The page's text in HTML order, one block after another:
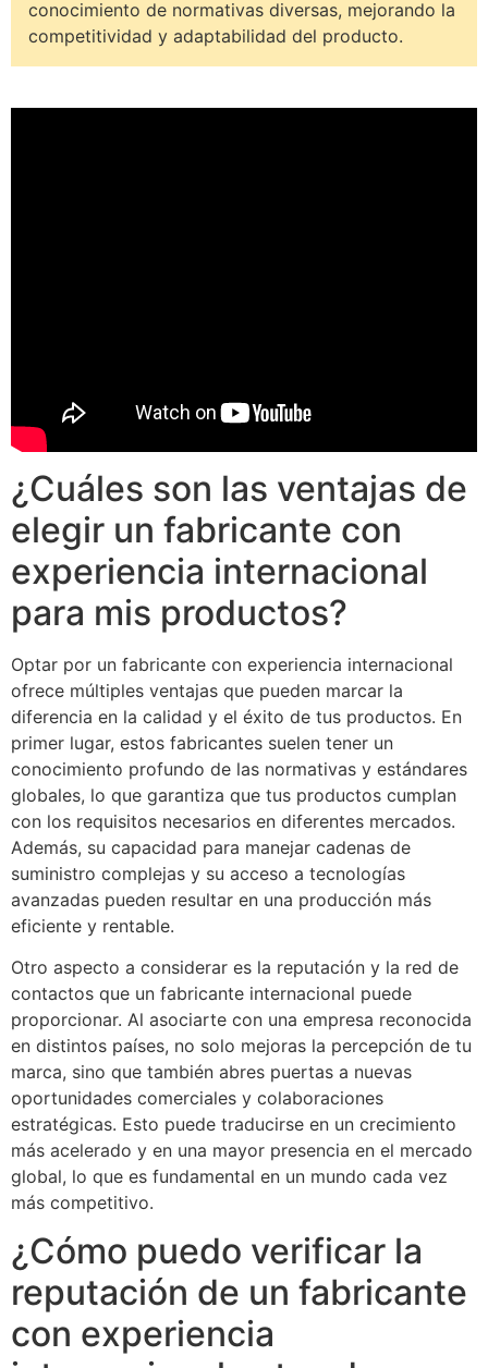
conocimiento de normativas diversas, mejorando la
competitividad y adaptabilidad del producto.
¿Cuáles son las ventajas de
elegir un fabricante con
experiencia internacional
para mis productos?
Optar por un fabricante con experiencia internacional
ofrece múltiples ventajas que pueden marcar la
diferencia en la calidad y el éxito de tus productos. En
primer lugar, estos fabricantes suelen tener un
conocimiento profundo de las normativas y estándares
globales, lo que garantiza que tus productos cumplan
con los requisitos necesarios en diferentes mercados.
Además, su capacidad para manejar cadenas de
suministro complejas y su acceso a tecnologías
avanzadas pueden resultar en una producción más
eficiente y rentable.
Otro aspecto a considerar es la reputación y la red de
contactos que un fabricante internacional puede
proporcionar. Al asociarte con una empresa reconocida
en distintos países, no solo mejoras la percepción de tu
marca, sino que también abres puertas a nuevas
oportunidades comerciales y colaboraciones
estratégicas. Esto puede traducirse en un crecimiento
más acelerado y en una mayor presencia en el mercado
global, lo que es fundamental en un mundo cada vez
más competitivo.
¿Cómo puedo verificar la
reputación de un fabricante
con experiencia